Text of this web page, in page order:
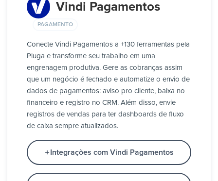
Vindi Pagamentos
PAGAMENTO
Conecte Vindi Pagamentos a +130 ferramentas pela
Pluga e transforme seu trabalho em uma
engrenagem produtiva. Gere as cobranças assim
que um negócio é fechado e automatize o envio de
dados de pagamentos: aviso pro cliente, baixa no
financeiro e registro no CRM. Além disso, envie
registros de vendas para ter dashboards de fluxo
de caixa sempre atualizados.
Integrações com Vindi Pagamentos